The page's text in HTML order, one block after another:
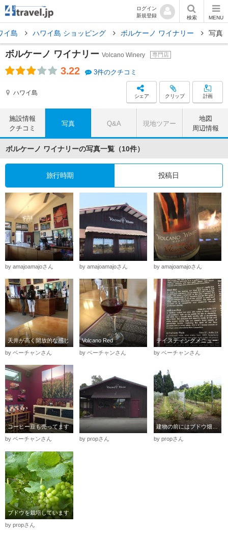
ログイン
新規登録
検索 MENU
イ島 ハワイ島 ショッピング ボルケーノ ワイナリー 写真
ボルケーノ ワイナリー Volcano Winery 専門店
3.22 3件のクチコミ
ハワイ島 シェア クリップ 計画
施設情報
クチコミ
写真 Q&A 現地ツアー
地図
周辺情報
ボルケーノ ワイナリーの写真一覧（10件）
旅行時期 投稿日
by amajoamajoさん by amajoamajoさん by amajoamajoさん
天井が高く開放的な感じ
by ベーチャンさん
Volcano Red
by ベーチャンさん
テイスティングメニュー
by ベーチャンさん
コーヒー豆も売ってます
by ベーチャンさん
by propさん
建物の前にはブドウ畑があります
by propさん
ブドウを栽培しています
by propさん